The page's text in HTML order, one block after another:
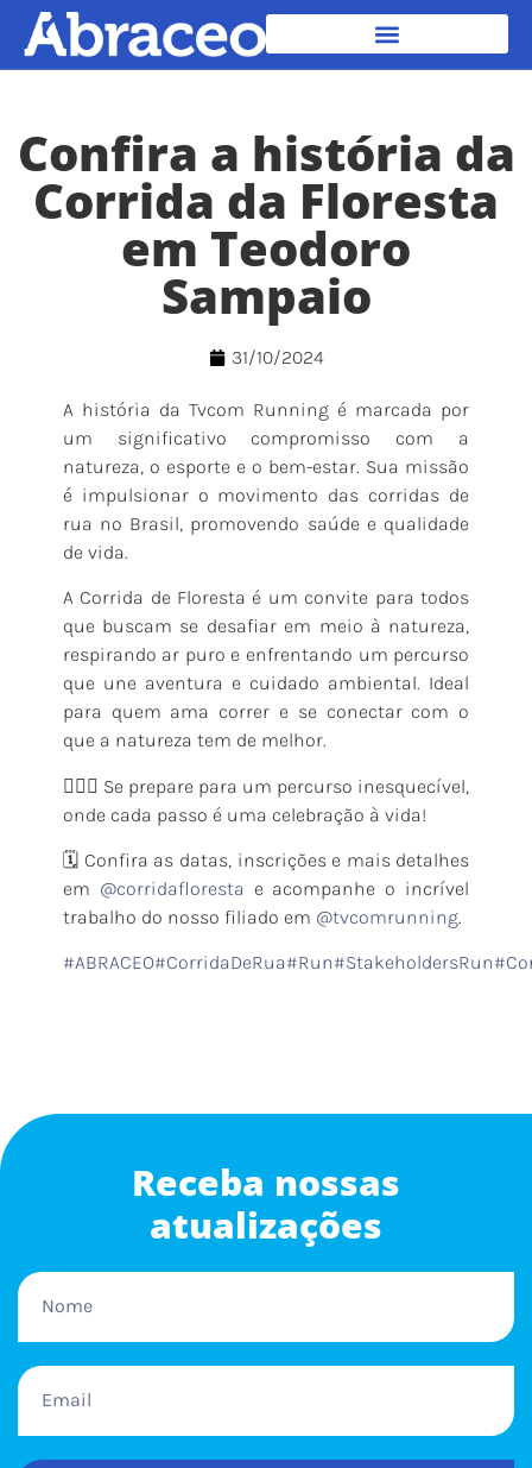
Confira a história da
Corrida da Floresta
em Teodoro
Sampaio
31/10/2024
A história da Tvcom Running é marcada por
um significativo compromisso com a
natureza, o esporte e o bem-estar. Sua missão
é impulsionar o movimento das corridas de
rua no Brasil, promovendo saúde e qualidade
de vida.
A Corrida de Floresta é um convite para todos
que buscam se desafiar em meio à natureza,
respirando ar puro e enfrentando um percurso
que une aventura e cuidado ambiental. Ideal
para quem ama correr e se conectar com o
que a natureza tem de melhor.
🏃🏻‍♂️ Se prepare para um percurso inesquecível,
onde cada passo é uma celebração à vida!
🗓️ Confira as datas, inscrições e mais detalhes
em @corridafloresta e acompanhe o incrível
trabalho do nosso filiado em @tvcomrunning.
#ABRACEO#CorridaDeRua#Run#StakeholdersRun
Receba nossas
atualizações